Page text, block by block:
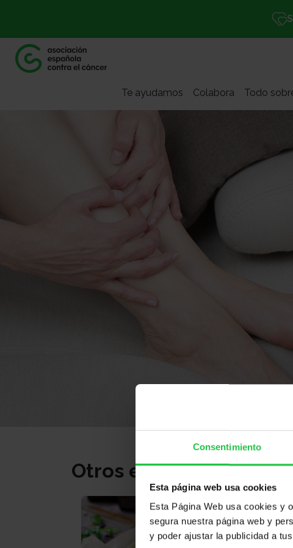
Consentimiento
Esta página web usa cookies
Esta Página Web usa cookies y
segura nuestra página web y
y poder ajustar la publicidad a
Te ayudamos Colabora Todo
Otros eventos